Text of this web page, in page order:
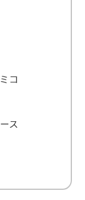
コ
ス